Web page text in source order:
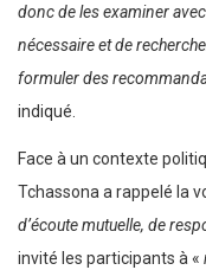
donc de les examiner
nécessaire et de
formuler des
indiqué.
Face à un contexte
Tchassona a rappelé la
d’écoute mutuelle, de
invité les participants à «